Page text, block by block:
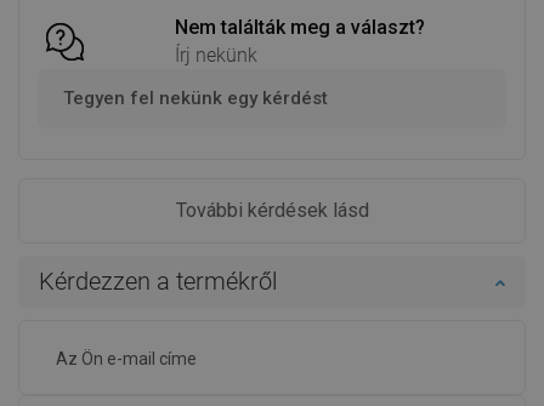
Nem találták meg a választ?
Írj nekünk
Tegyen fel nekünk egy kérdést
További kérdések lásd
Kérdezzen a termékről